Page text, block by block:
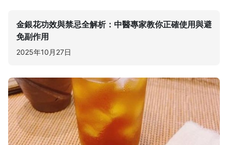
金銀花功效與禁忌全解析：中醫專家教你正確使用與避
免副作用
2025年10月27日